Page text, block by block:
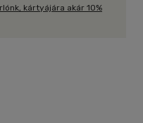
kártyájára akár 10%